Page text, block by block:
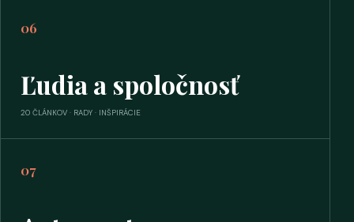
06
Ľudia a spoločnosť
20 ČLÁNKOV · RADY · INŠPIRÁCIE
07